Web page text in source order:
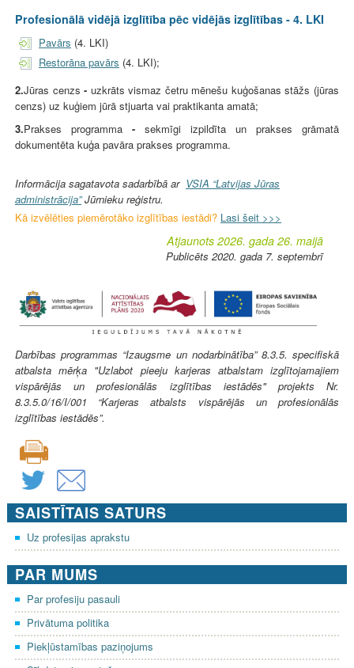
Profesionālā vidējā izglītība pēc vidējās izglītības - 4. LKI
Pavārs (4. LKI)
Restorāna pavārs (4. LKI);
2.Jūras cenzs - uzkrāts vismaz četru mēnešu kuģošanas stāžs (jūras
cenzs) uz kuģiem jūrā stjuarta vai praktikanta amatā;
3.Prakses programma - sekmīgi izpildīta un prakses grāmatā
dokumentēta kuģa pavāra prakses programma.
Informācija sagatavota sadarbībā ar VSIA “Latvijas Jūras
administrācija”Jūrnieku reģistru.
Kā izvēlēties piemērotāko izglītības iestādi? Lasi šeit >>>
Atjaunots 2026. gada 26. maijā
Publicēts 2020. gada 7. septembrī
Darbības programmas “Izaugsme un nodarbinātība” 8.3.5. specifiskā
atbalsta mērķa "Uzlabot pieeju karjeras atbalstam izglītojamajiem
vispārējās un profesionālās izglītības iestādēs" projekts Nr.
8.3.5.0/16/I/001 “Karjeras atbalsts vispārējās un profesionālās
izglītības iestādēs”.
SAISTĪTAIS SATURS
Uz profesijas aprakstu
PAR MUMS
Par profesiju pasauli
Privātuma politika
Piekļūstamības paziņojums